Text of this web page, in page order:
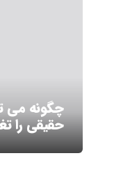
چگونه می
حقیقی را